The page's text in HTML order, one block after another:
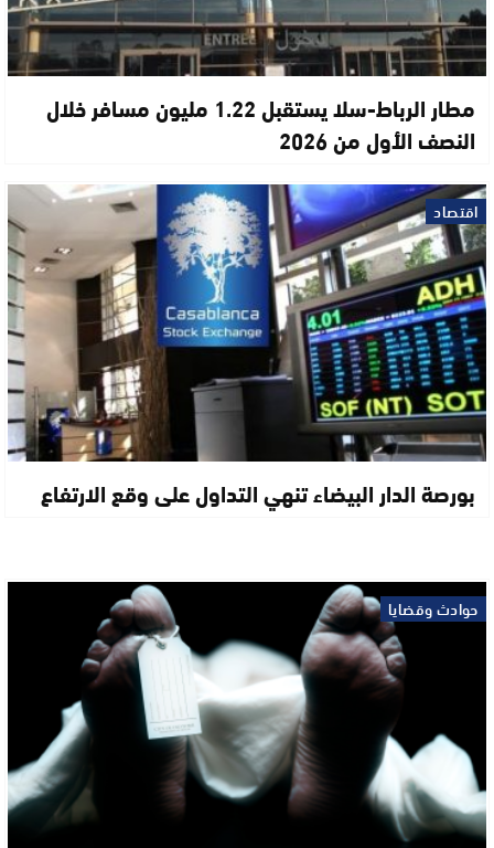
مطار الرباط-سلا يستقبل 1.22 مليون مسافر خلال
النصف الأول من 2026
اقتصاد
بورصة الدار البيضاء تنهي التداول على وقع الارتفاع
حوادث وقضايا